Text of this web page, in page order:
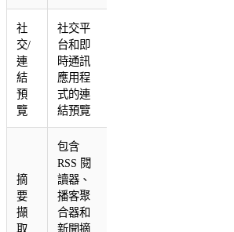
社
交/
連
結
預
覽
社交平
台和即
時通訊
應用程
式的連
結預覽
摘
要
擷
取
包含
RSS 閱
讀器、
播客聚
合器和
新聞摘